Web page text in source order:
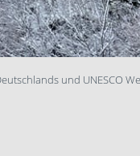
und UNESCO